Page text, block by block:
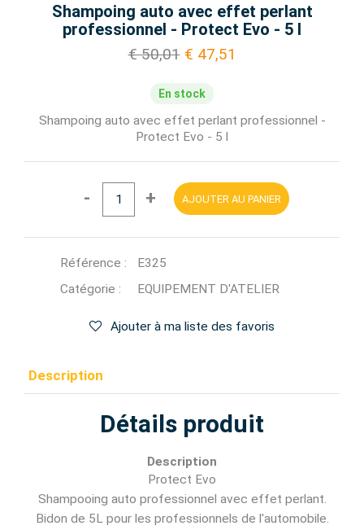
Shampoing auto avec effet perlant
professionnel - Protect Evo - 5 l
€ 50,01 € 47,51
En stock
Shampoing auto avec effet perlant professionnel -
Protect Evo - 5 l
- + AJOUTER AU PANIER
Référence :
E325
Catégorie :
EQUIPEMENT D'ATELIER
Ajouter à ma liste des favoris
Description
Détails produit
Description
Protect Evo
Shampooing auto professionnel avec effet perlant.
Bidon de 5L pour les professionnels de l'automobile.